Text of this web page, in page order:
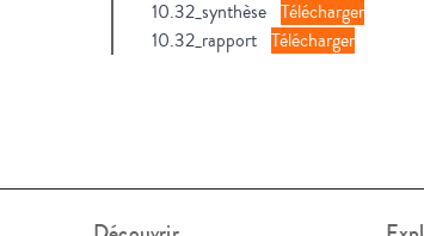
10.32_synthèse Télécharger
10.32_rapport Télécharger